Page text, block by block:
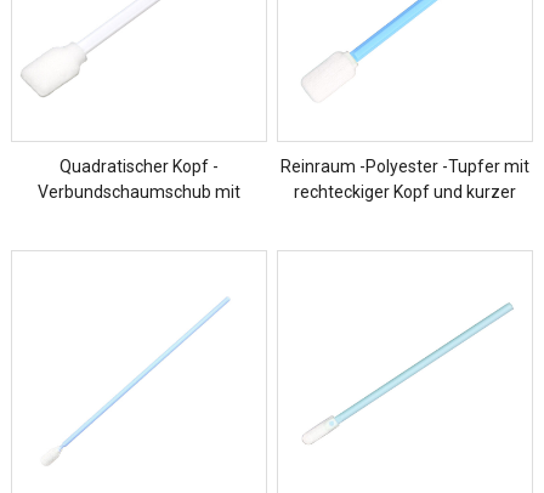
Quadratischer Kopf -
Verbundschaumschub mit
Reinraum -Polyester -Tupfer mit
rechteckiger Kopf und kurzer